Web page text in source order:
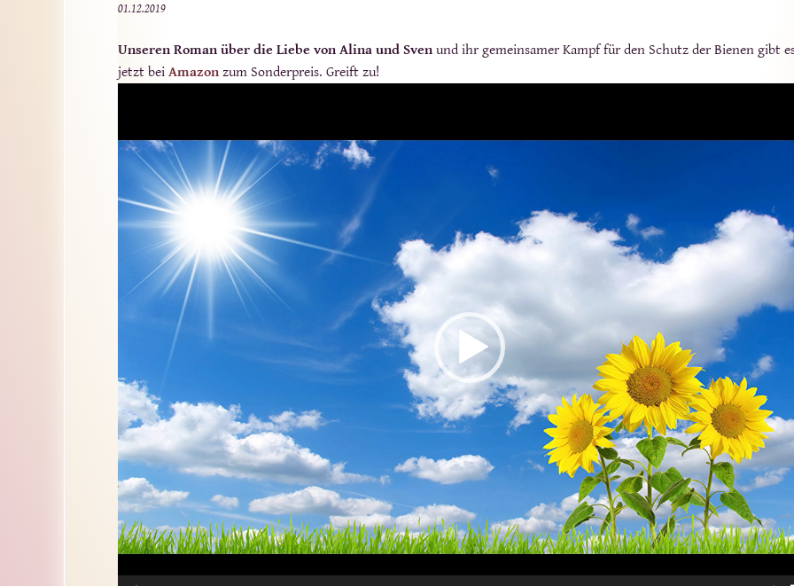
01.12.2019
Unseren Roman über die Liebe von Alina und Svenund ihr gemeinsamer Kampf für den Schutz der Bienen gibt
jetzt bei Amazon zum Sonderpreis. Greift zu!